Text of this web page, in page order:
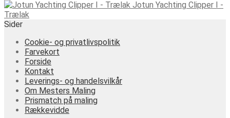
varianter.
Jotun Yachting Clipper I -
Trælak
Sider
Cookie- og privatlivspolitik
Farvekort
Forside
Kontakt
Leverings- og handelsvilkår
Om Mesters Maling
Prismatch på maling
Rækkevidde